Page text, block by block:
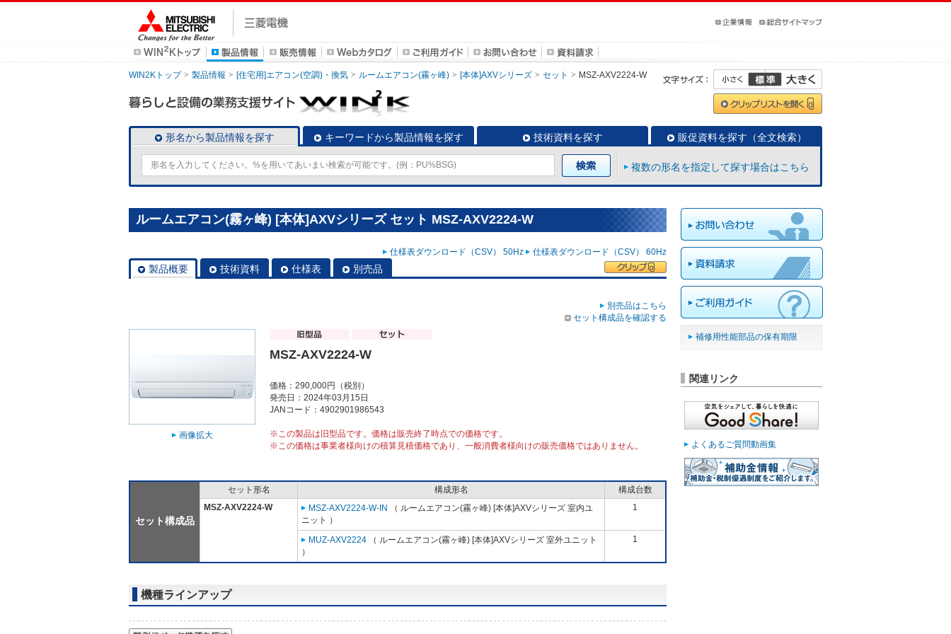
WIN2Kトップ 製品情報 [住宅用]エアコン(空調)・換気 ルームエアコン(霧ヶ峰) [本体]AXVシリーズ セット MSZ-AXV2224-W
形名から製品情報を探す キーワードから製品情報を探す 技術資料を探す 販促資料を探す（全文検索）
複数の形名を指定して探す場合はこちら
ルームエアコン(霧ヶ峰) [本体]AXVシリーズ セット MSZ-AXV2224-W
仕様表ダウンロード（CSV） 50Hz 仕様表ダウンロード（CSV） 60Hz
製品概要 技術資料 仕様表 別売品
別売品はこちら
セット構成品を確認する
画像拡大
MSZ-AXV2224-W
価格：290,000円（税別）
発売日：2024年03月15日
JANコード：4902901986543
※この製品は旧型品です。価格は販売終了時点での価格です。
※この価格は事業者様向けの積算見積価格であり、一般消費者様向けの販売価格ではありません。
セット構成品
セット形名 構成形名
構成台数
MSZ-AXV2224-W
MSZ-AXV2224-W-IN
（ ルームエアコン(霧ヶ峰) [本体]AXVシリーズ 室内ユ
ニット ）
1
MUZ-AXV2224 （ ルームエアコン(霧ヶ峰) [本体]AXVシリーズ 室外ユニット
）
1
機種ラインアップ
補修用性能部品の保有期限
関連リンク
よくあるご質問動画集